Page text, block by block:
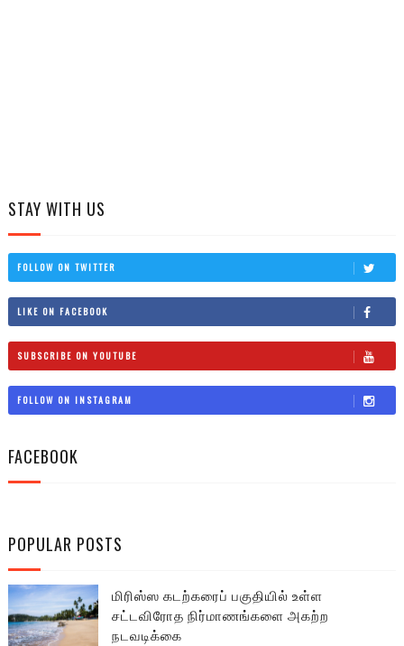
STAY WITH US
FOLLOW ON TWITTER
LIKE ON FACEBOOK
SUBSCRIBE ON YOUTUBE
FOLLOW ON INSTAGRAM
FACEBOOK
POPULAR POSTS
மிரிஸ்ஸ கடற்கரைப் பகுதியில் உள்ள
சட்டவிரோத நிர்மாணங்களை அகற்ற
நடவடிக்கை